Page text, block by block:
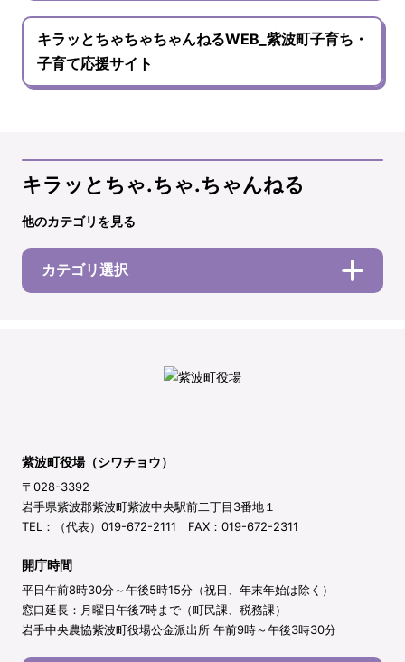
キラッとちゃちゃちゃんねるWEB_紫波町子育ち・
子育て応援サイト
キラッとちゃ.ちゃ.ちゃんねる
他のカテゴリを見る
カテゴリ選択
紫波町役場（シワチョウ）
〒028-3392
岩手県紫波郡紫波町紫波中央駅前二丁目3番地１
TEL：（代表）019-672-2111 FAX：019-672-2311
開庁時間
平日午前8時30分～午後5時15分（祝日、年末年始は除く）
窓口延長：月曜日午後7時まで（町民課、税務課）
岩手中央農協紫波町役場公金派出所 午前9時～午後3時30分